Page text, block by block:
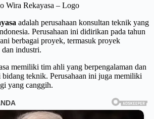
Wira Rekayasa – Logo
adalah perusahaan konsultan teknik yang
Perusahaan ini didirikan pada tahun
berbagai proyek, termasuk proyek
industri.
memiliki tim ahli yang berpengalaman dan
bidang teknik. Perusahaan ini juga memiliki
yang canggih.